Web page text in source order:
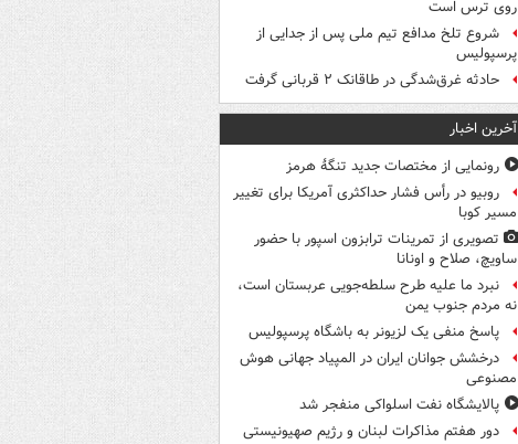
روی ترس است
شروع تلخ مدافع تیم ملی پس از جدایی از
پرسپولیس
حادثه غرق‌شدگی در طاقانک ۲ قربانی گرفت
آخرین اخبار
رونمایی از مختصات جدید تنگۀ هرمز
روبیو در رأس فشار حداکثری آمریکا برای تغییر
مسیر کوبا
تصویری از تمرینات ترابزون اسپور با حضور
ساویچ، صلاح و اونانا
نبرد ما علیه طرح سلطه‌جویی عربستان است،
نه مردم جنوب یمن
پاسخ منفی یک لزیونر به باشگاه پرسپولیس
درخشش جوانان ایران در المپیاد جهانی هوش
مصنوعی
پالایشگاه نفت اسلواکی منفجر شد
دور هفتم مذاکرات لبنان و رژیم صهیونیستی